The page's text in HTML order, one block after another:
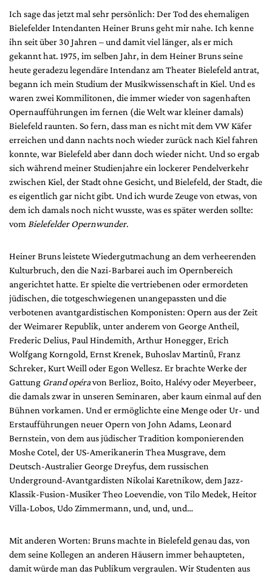
DdB-map
Kalender
Premierensuche
Festival-Planer
Hefte
Alle Hefte
Leseproben
Podcast
Service
Shop / Abo
Newsletter
Autor:innen
Partner
Mediadaten
Suche
Ich sage das jetzt mal sehr persönlich: Der Tod des ehemaligen
Bielefelder Intendanten Heiner Bruns geht mir nahe. Ich kenne
ihn seit über 30 Jahren – und damit viel länger, als er mich
gekannt hat. 1975, im selben Jahr, in dem Heiner Bruns seine
heute geradezu legendäre Intendanz am Theater Bielefeld antrat,
begann ich mein Studium der Musikwissenschaft in Kiel. Und es
waren zwei Kommilitonen, die immer wieder von sagenhaften
Opernaufführungen im fernen (die Welt war kleiner damals)
Bielefeld raunten. So fern, dass man es nicht mit dem VW Käfer
erreichen und dann nachts noch wieder zurück nach Kiel fahren
konnte, war Bielefeld aber dann doch wieder nicht. Und so ergab
sich während meiner Studienjahre ein lockerer Pendelverkehr
zwischen Kiel, der Stadt ohne Gesicht, und Bielefeld, der Stadt, die
es eigentlich gar nicht gibt. Und ich wurde Zeuge von etwas, von
dem ich damals noch nicht wusste, was es später werden sollte:
vom Bielefelder Opernwunder.
Heiner Bruns leistete Wiedergutmachung an dem verheerenden
Kulturbruch, den die Nazi-Barbarei auch im Opernbereich
angerichtet hatte. Er spielte die vertriebenen oder ermordeten
jüdischen, die totgeschwiegenen unangepassten und die
verbotenen avantgardistischen Komponisten: Opern aus der Zeit
der Weimarer Republik, unter anderem von George Antheil,
Frederic Delius, Paul Hindemith, Arthur Honegger, Erich
Wolfgang Korngold, Ernst Krenek, Buhoslav Martinů, Franz
Schreker, Kurt Weill oder Egon Wellesz. Er brachte Werke der
Gattung Grand opéravon Berlioz, Boito, Halévy oder Meyerbeer,
die damals zwar in unseren Seminaren, aber kaum einmal auf den
Bühnen vorkamen. Und er ermöglichte eine Menge oder Ur- und
Erstaufführungen neuer Opern von John Adams, Leonard
Bernstein, von dem aus jüdischer Tradition komponierenden
Moshe Cotel, der US-Amerikanerin Thea Musgrave, dem
Deutsch-Australier George Dreyfus, dem russischen
Underground-Avantgardisten Nikolai Karetnikow, dem Jazz-
Klassik-Fusion-Musiker Theo Loevendie, von Tilo Medek, Heitor
Villa-Lobos, Udo Zimmermann, und, und, und…
Mit anderen Worten: Bruns machte in Bielefeld genau das, von
dem seine Kollegen an anderen Häusern immer behaupteten,
damit würde man das Publikum vergraulen. Wir Studenten aus